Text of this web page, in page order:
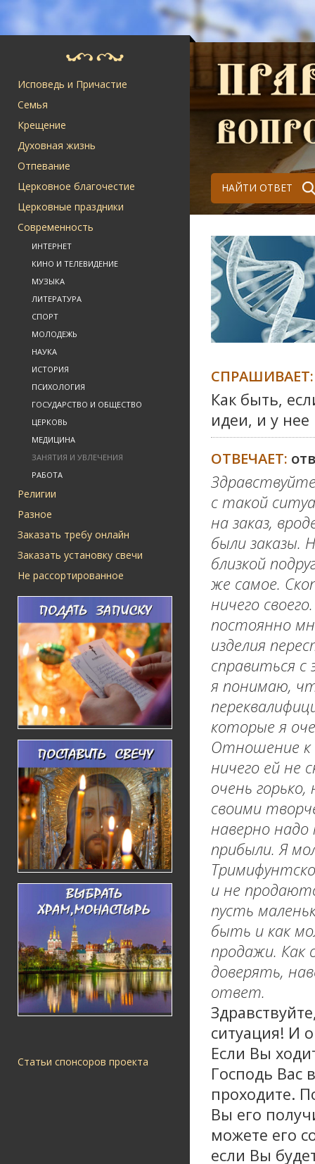
Исповедь и Причастие
Семья
Крещение
Духовная жизнь
Отпевание
Церковное благочестие
Церковные праздники
Современность
ИНТЕРНЕТ
КИНО И ТЕЛЕВИДЕНИЕ
МУЗЫКА
ЛИТЕРАТУРА
СПОРТ
МОЛОДЕЖЬ
НАУКА
ИСТОРИЯ
ПСИХОЛОГИЯ
ГОСУДАРСТВО И ОБЩЕСТВО
ЦЕРКОВЬ
МЕДИЦИНА
ЗАНЯТИЯ И УВЛЕЧЕНИЯ
РАБОТА
Религии
Разное
Заказать требу онлайн
Заказать установку свечи
Не рассортированное
Статьи спонсоров проекта
НАЙТИ ОТВЕТ
СПРАШИВАЕТ:
Как быть,
идеи, и у нее
ОТВЕЧАЕТ:
с такой
на заказ,
были заказы.
близкой
же самое.
ничего
постоянно
изделия
справиться
я понимаю,
которые я
Отношение к
ничего ей не
очень
своими
наверно
прибыли. Я
и не
пусть
быть и как
продажи. Как
доверять,
ответ.
ситуация! И
Если Вы
Господь Вас
проходите.
Вы его
можете его
если Вы